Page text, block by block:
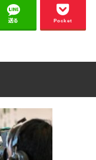
送る Pocket